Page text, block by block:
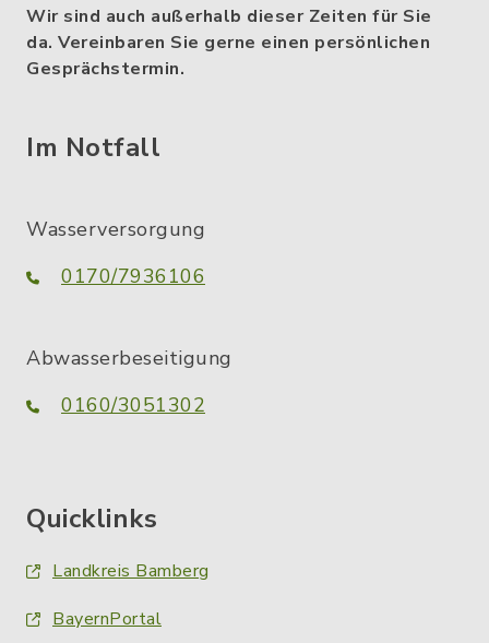
Wir sind auch außerhalb dieser Zeiten für Sie
da. Vereinbaren Sie gerne einen persönlichen
Gesprächstermin.
Im Notfall
Wasserversorgung
0170/7936106
Abwasserbeseitigung
0160/3051302
Quicklinks
Landkreis Bamberg
BayernPortal